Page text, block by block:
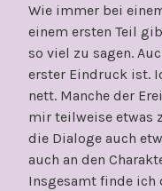
Wie immer bei
einem ersten Teil
so viel zu sagen.
erster Eindruck ist.
nett. Manche der
mir teilweise etwas
die Dialoge auch
auch an den
Insgesamt finde ich